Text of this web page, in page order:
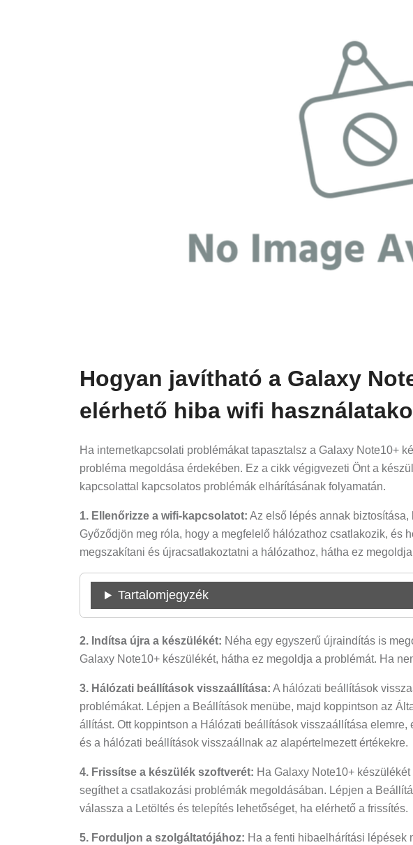
Hogyan javítható a Galaxy
elérhető hiba wifi
Ha internetkapcsolati problémákat tapasztalsz a Galaxy Note10+
probléma megoldása érdekében. Ez a cikk végigvezeti Önt a
kapcsolattal kapcsolatos problémák elhárításának folyamatán.
1. Ellenőrizze a wifi-kapcsolatot: Az első lépés annak
Győződjön meg róla, hogy a megfelelő hálózathoz csatlakozik, és
megszakítani és újracsatlakoztatni a hálózathoz, hátha ez
Tartalomjegyzék
2. Indítsa újra a készülékét: Néha egy egyszerű újraindítás is
Galaxy Note10+ készülékét, hátha ez megoldja a problémát. Ha
3. Hálózati beállítások visszaállítása: A hálózati beállítások
problémákat. Lépjen a Beállítások menübe, majd koppintson az
állítást. Ott koppintson a Hálózati beállítások visszaállítása
és a hálózati beállítások visszaállnak az alapértelmezett értékekre.
4. Frissítse a készülék szoftverét: Ha Galaxy Note10+
segíthet a csatlakozási problémák megoldásában. Lépjen a
válassza a Letöltés és telepítés lehetőséget, ha elérhető a frissítés.
5. Forduljon a szolgáltatójához: Ha a fenti hibaelhárítási lépések